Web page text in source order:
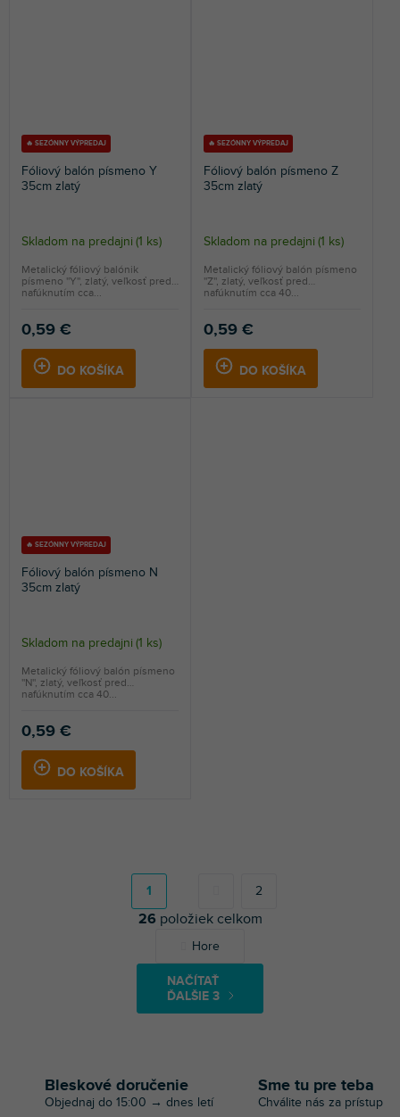
🔥 SEZÓNNY VÝPREDAJ
Fóliový balón písmeno Y
35cm zlatý
Skladom na predajni (1 ks)
0,59 €
DO KOŠÍKA
Metalický fóliový balónik
písmeno ''Y'', zlatý, veľkosť pred
nafúknutím cca...
🔥 SEZÓNNY VÝPREDAJ
Fóliový balón písmeno Z
35cm zlatý
Skladom na predajni (1 ks)
0,59 €
DO KOŠÍKA
Metalický fóliový balón písmeno
''Z'', zlatý, veľkosť pred
nafúknutím cca 40...
🔥 SEZÓNNY VÝPREDAJ
Fóliový balón písmeno N
35cm zlatý
Skladom na predajni (1 ks)
0,59 €
DO KOŠÍKA
Metalický fóliový balón písmeno
''N'', zlatý, veľkosť pred
nafúknutím cca 40...
O
l
á
p
r
NAČÍTAŤ
ĎALŠIE 3
n
o
v
a
n
i
1 2
26 položiek celkom
Hore
Bleskové doručenie
Objednaj do 15:00 → dnes letí
Sme tu pre teba
Chválite nás za prístup